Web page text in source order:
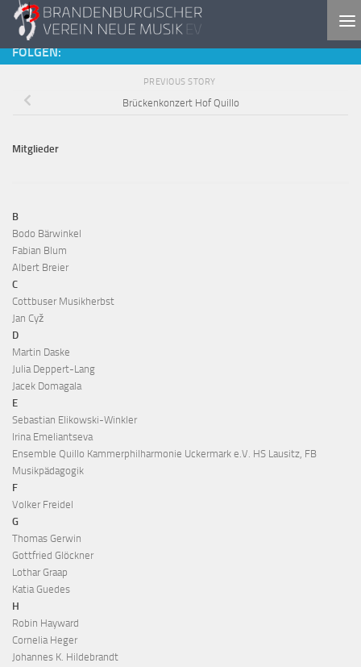
Skip to content
FOLGEN:
PREVIOUS STORY
Brückenkonzert Hof Quillo
Mitglieder
B
Bodo Bärwinkel
Fabian Blum
Albert Breier
C
Cottbuser Musikherbst
Jan Cyž
D
Martin Daske
Julia Deppert-Lang
Jacek Domagala
E
Sebastian Elikowski-Winkler
Irina Emeliantseva
Ensemble Quillo Kammerphilharmonie Uckermark e.V. HS Lausitz, FB
Musikpädagogik
F
Volker Freidel
G
Thomas Gerwin
Gottfried Glöckner
Lothar Graap
Katia Guedes
H
Robin Hayward
Cornelia Heger
Johannes K. Hildebrandt